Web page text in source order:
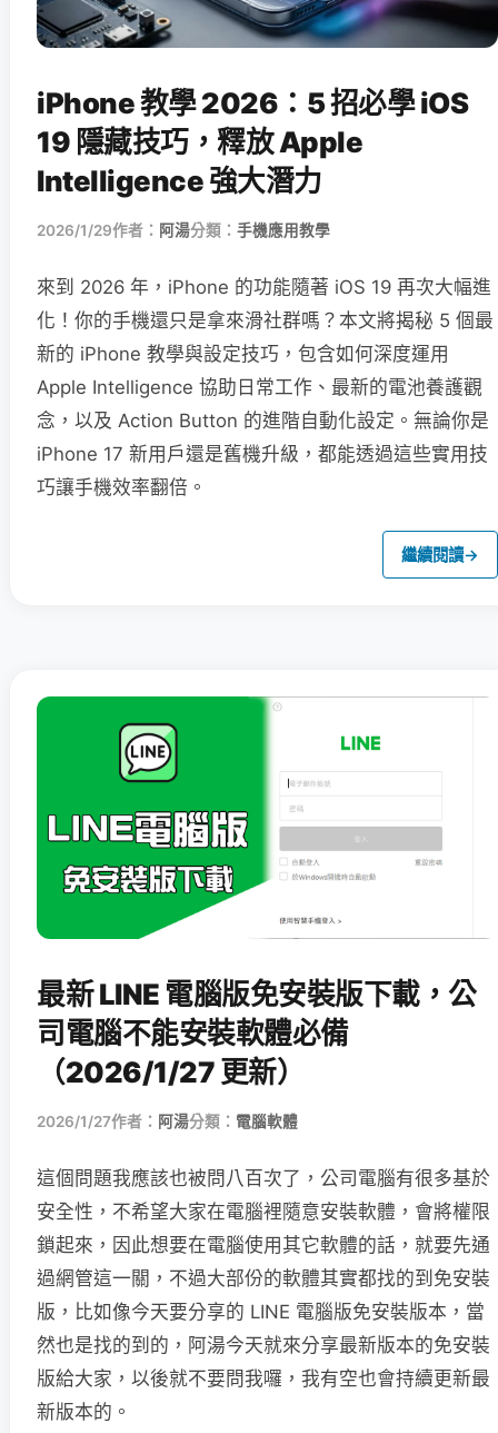
iPhone 教學 2026：5 招必學 iOS
19 隱藏技巧，釋放 Apple
Intelligence 強大潛力
2026/1/29作者： 阿湯分類： 手機應用教學
來到 2026 年，iPhone 的功能隨著 iOS 19 再次大幅進
化！你的手機還只是拿來滑社群嗎？本文將揭秘 5 個最
新的 iPhone 教學與設定技巧，包含如何深度運用
Apple Intelligence 協助日常工作、最新的電池養護觀
念，以及 Action Button 的進階自動化設定。無論你是
iPhone 17 新用戶還是舊機升級，都能透過這些實用技
巧讓手機效率翻倍。
繼續閱讀→
最新 LINE 電腦版免安裝版下載，公
司電腦不能安裝軟體必備
（2026/1/27 更新）
2026/1/27作者： 阿湯分類： 電腦軟體
這個問題我應該也被問八百次了，公司電腦有很多基於
安全性，不希望大家在電腦裡隨意安裝軟體，會將權限
鎖起來，因此想要在電腦使用其它軟體的話，就要先通
過網管這一關，不過大部份的軟體其實都找的到免安裝
版，比如像今天要分享的 LINE 電腦版免安裝版本，當
然也是找的到的，阿湯今天就來分享最新版本的免安裝
版給大家，以後就不要問我囉，我有空也會持續更新最
新版本的。